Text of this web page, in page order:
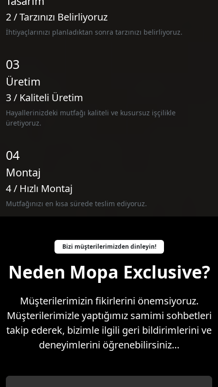
2 / Tarzınızı Belirliyoruz
İhtiyaçlarınızı planladıktan sonra tarzınızı belirliyoruz.
03
Üretim
3 / Kaliteli Üretim
Hayallerinizdeki mutfağı kaliteli ve kusursuz işçilikle
üretiyoruz.
04
Montaj
4 / Hızlı Montaj
Mutfağınızı en kısa sürede teslim ediyoruz.
Bizi müşterilerimizden dinleyin!
Neden Mopa Exclusive?
Müşterilerimizin fikirlerini önemsiyoruz.
Müşterilerimizle yaptığımız samimi sohbetleri
takip ederek, bizimle ilgili geri bildirimlerini ve
deneyimlerini öğrenebilirsiniz…